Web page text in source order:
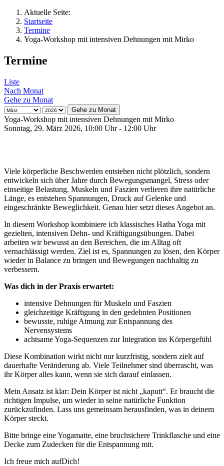
Aktuelle Seite:
Startseite
Termine
Yoga-Workshop mit intensiven Dehnungen mit Mirko
Termine
Liste
Nach Monat
Gehe zu Monat
Gehe zu Monat
Yoga-Workshop mit intensiven Dehnungen mit Mirko
Sonntag, 29. März 2026, 10:00 Uhr - 12:00 Uhr
Viele körperliche Beschwerden entstehen nicht plötzlich, sondern
entwickeln sich über Jahre durch Bewegungsmangel, Stress oder
einseitige Belastung. Muskeln und Faszien verlieren ihre natürliche
Länge, es entstehen Spannungen, Druck auf Gelenke und
eingeschränkte Beweglichkeit. Genau hier setzt dieses Angebot an.
In diesem Workshop kombiniere ich klassisches Hatha Yoga mit
gezielten, intensiven Dehn- und Kräftigungsübungen. Dabei
arbeiten wir bewusst an den Bereichen, die im Alltag oft
vernachlässigt werden. Ziel ist es, Spannungen zu lösen, den Körper
wieder in Balance zu bringen und Bewegungen nachhaltig zu
verbessern.
Was dich in der Praxis erwartet:
intensive Dehnungen für Muskeln und Faszien
gleichzeitige Kräftigung in den gedehnten Positionen
bewusste, ruhige Atmung zur Entspannung des
Nervensystems
achtsame Yoga-Sequenzen zur Integration ins Körpergefühl
Diese Kombination wirkt nicht nur kurzfristig, sondern zielt auf
dauerhafte Veränderung ab. Viele Teilnehmer sind überrascht, was
ihr Körper alles kann, wenn sie sich darauf einlassen.
Mein Ansatz ist klar: Dein Körper ist nicht „kaputt“. Er braucht die
richtigen Impulse, um wieder in seine natürliche Funktion
zurückzufinden. Lass uns gemeinsam herausfinden, was in deinem
Körper steckt.
Bitte bringe eine Yogamatte, eine bruchsichere Trinkflasche und eine
Decke zum Zudecken für die Entspannung mit.
Ich freue mich aufDich!